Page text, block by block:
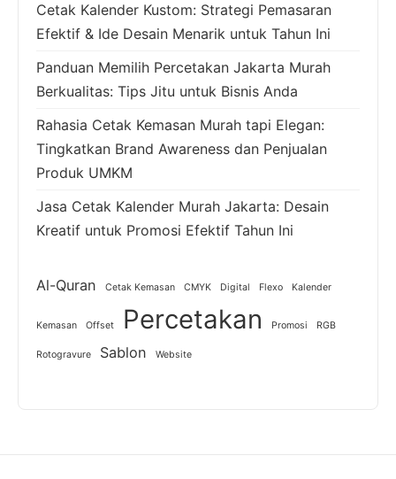
Cetak Kalender Kustom: Strategi Pemasaran
Efektif & Ide Desain Menarik untuk Tahun Ini
Panduan Memilih Percetakan Jakarta Murah
Berkualitas: Tips Jitu untuk Bisnis Anda
Rahasia Cetak Kemasan Murah tapi Elegan:
Tingkatkan Brand Awareness dan Penjualan
Produk UMKM
Jasa Cetak Kalender Murah Jakarta: Desain
Kreatif untuk Promosi Efektif Tahun Ini
Al-Quran Cetak Kemasan CMYK Digital Flexo Kalender
Kemasan Offset Percetakan Promosi RGB
Rotogravure Sablon Website